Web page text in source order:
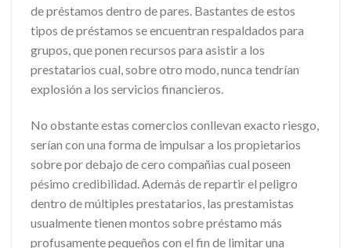
de préstamos dentro de pares. Bastantes de estos
tipos de préstamos se encuentran respaldados para
grupos, que ponen recursos para asistir a los
prestatarios cual, sobre otro modo, nunca tendrían
explosión a los servicios financieros.
No obstante estas comercios conllevan exacto riesgo,
serían con una forma de impulsar a los propietarios
sobre por debajo de cero compañias cual poseen
pésimo credibilidad. Además de repartir el peligro
dentro de múltiples prestatarios, las prestamistas
usualmente tienen montos sobre préstamo más
profusamente pequeños con el fin de limitar una